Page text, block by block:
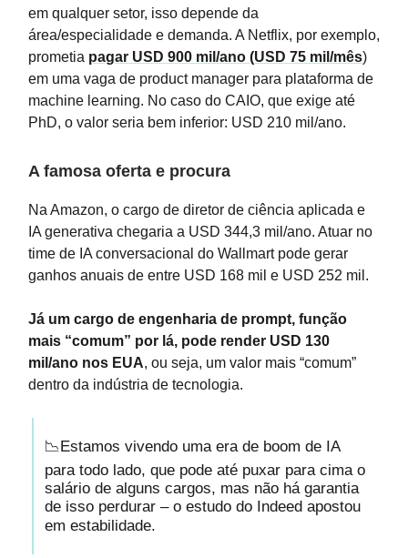
em qualquer setor, isso depende da
área/especialidade e demanda. A Netflix, por exemplo,
prometia pagar USD 900 mil/ano (USD 75 mil/mês)
em uma vaga de product manager para plataforma de
machine learning. No caso do CAIO, que exige até
PhD, o valor seria bem inferior: USD 210 mil/ano.
A famosa oferta e procura
Na Amazon, o cargo de diretor de ciência aplicada e
IA generativa chegaria a USD 344,3 mil/ano. Atuar no
time de IA conversacional do Wallmart pode gerar
ganhos anuais de entre USD 168 mil e USD 252 mil.
Já um cargo de engenharia de prompt, função
mais “comum” por lá, pode render USD 130
mil/ano nos EUA, ou seja, um valor mais “comum”
dentro da indústria de tecnologia.
📉Estamos vivendo uma era de boom de IA
para todo lado, que pode até puxar para cima o
salário de alguns cargos, mas não há garantia
de isso perdurar – o estudo do Indeed apostou
em estabilidade.